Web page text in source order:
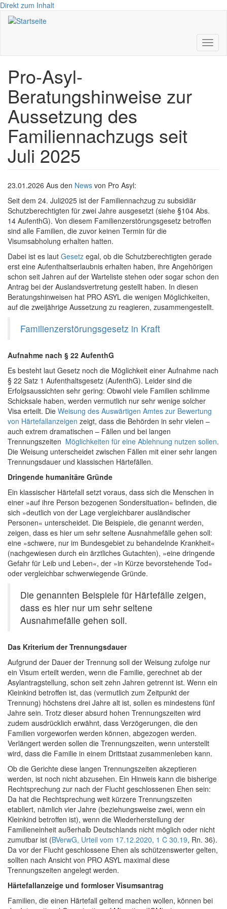
Direkt zum Inhalt
Pro-Asyl-
Beratungshinweise zur
Aussetzung des
Familiennachzugs seit
Juli 2025
23.01.2026 Aus den News von Pro Asyl:
Seit dem 24. Juli2025 ist der Familiennachzug zu subsidiär
Schutzberechtigten für zwei Jahre ausgesetzt (siehe §104 Abs.
14 AufenthG). Von diesem Familienzerstörungsgesetz betroffen
sind alle Familien, die zuvor keinen Termin für die
Visumsabholung erhalten hatten.
Dabei ist es laut Gesetz egal, ob die Schutzberechtigten gerade
erst eine Aufenthaltserlaubnis erhalten haben, ihre Angehörigen
schon seit Jahren auf der Warteliste stehen oder sogar schon den
Antrag bei der Auslandsvertretung gestellt haben. In diesen
Beratungshinweisen hat PRO ASYL die wenigen Möglichkeiten,
auf die zweijährige Aussetzung zu reagieren, zusammengestellt.
Familienzerstörungsgesetz in Kraft
Aufnahme nach § 22 AufenthG
Es besteht laut Gesetz noch die Möglichkeit einer Aufnahme nach
§ 22 Satz 1 Aufenthaltsgesetz (AufenthG). Leider sind die
Erfolgsaussichten sehr gering: Obwohl viele Familien schlimme
Schicksale haben, werden vermutlich nur sehr wenige solcher
Visa erteilt. Die Weisung des Auswärtigen Amtes zur Bewertung
von Härtefallanzeigen zeigt, dass die Behörden in sehr vielen –
auch extrem dramatischen – Fällen und bei langen
Trennungszeiten Möglichkeiten für eine Ablehnung nutzen sollen.
Die Weisung unterscheidet zwischen Fällen mit einer sehr langen
Trennungsdauer und klassischen Härtefällen.
Dringende humanitäre Gründe
Ein klassischer Härtefall setzt voraus, dass sich die Menschen in
einer »auf ihre Person bezogenen Sondersituation« befinden, die
sich »deutlich von der Lage vergleichbarer ausländischer
Personen« unterscheidet. Die Beispiele, die genannt werden,
zeigen, dass es hier um sehr seltene Ausnahmefälle gehen soll:
eine »schwere, nur im Bundesgebiet zu behandelnde Krankheit«
(nachgewiesen durch ein ärztliches Gutachten), »eine dringende
Gefahr für Leib und Leben«, der »in Kürze bevorstehende Tod«
oder vergleichbar schwerwiegende Gründe.
Die genannten Beispiele für Härtefälle zeigen,
dass es hier nur um sehr seltene
Ausnahmefälle gehen soll.
Das Kriterium der Trennungsdauer
Aufgrund der Dauer der Trennung soll der Weisung zufolge nur
ein Visum erteilt werden, wenn die Familie, gerechnet ab der
Asylantragstellung, schon seit zehn Jahren getrennt ist. Wenn ein
Kleinkind betroffen ist, das (vermutlich zum Zeitpunkt der
Trennung) höchstens drei Jahre alt ist, sollen es mindestens fünf
Jahre sein. Trotz dieser absurd hohen Trennungszeiten wird
zudem ausdrücklich erwähnt, dass Verzögerungen, die den
Familien vorgeworfen werden können, abgezogen werden.
Verlängert werden sollen die Trennungszeiten, wenn unterstellt
wird, dass die Familie in einem Drittstaat zusammenleben kann.
Ob die Gerichte diese langen Trennungszeiten akzeptieren
werden, ist noch nicht abzusehen. Ein Hinweis kann die bisherige
Rechtsprechung zur nach der Flucht geschlossenen Ehen sein:
Da hat die Rechtsprechung weit kürzere Trennungszeiten
etabliert, nämlich vier Jahre (beziehungsweise zwei, wenn ein
Kleinkind betroffen ist), wenn die Wiederherstellung der
Familieneinheit außerhalb Deutschlands nicht möglich oder nicht
zumutbar ist (BVerwG, Urteil vom 17.12.2020, 1 C 30.19, Rn. 36).
Da vor der Flucht geschlossene Ehen als schützenswerter gelten,
sollten nach Ansicht von PRO ASYL maximal diese
Trennungszeiten angelegt werden.
Härtefallanzeige und formloser Visumsantrag
Familien, die einen Härtefall geltend machen wollen, können bei